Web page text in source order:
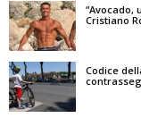
“Avocado,
Cristiano
Codice